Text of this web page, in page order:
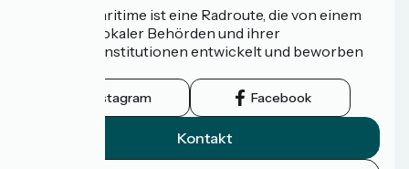
Die Vélomaritime ist eine Radroute, die von einem
Netzwerk lokaler Behörden und ihrer
Tourismusinstitutionen entwickelt und beworben
Instagram Facebook
Kontakt